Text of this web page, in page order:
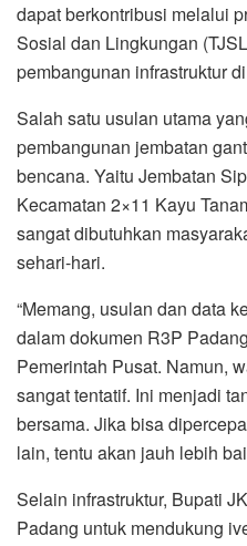
dapat berkontribusi melalui
Sosial dan Lingkungan
pembangunan infrastruktur
Salah satu usulan utama
pembangunan jembatan
bencana. Yaitu Jembatan
Kecamatan 2×11 Kayu
sangat dibutuhkan
sehari-hari.
“Memang, usulan dan data
dalam dokumen R3P
Pemerintah Pusat. Namun,
sangat tentatif. Ini menjadi
bersama. Jika bisa
lain, tentu akan jauh lebih
Selain infrastruktur, Bupati
Padang untuk mendukung